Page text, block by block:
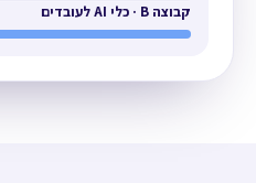
קבוצה B · כלי AI לעובדים